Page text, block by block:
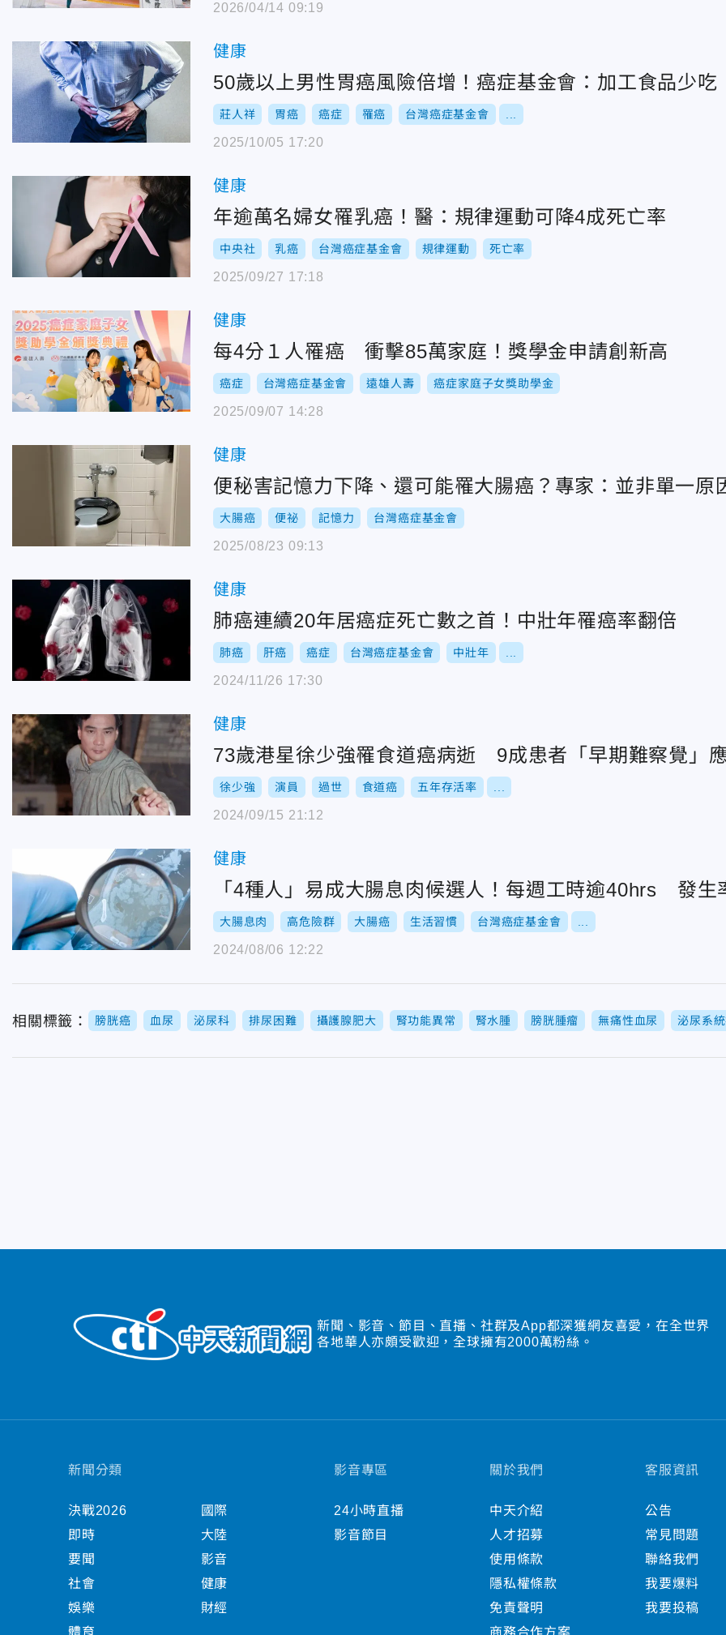
2026/04/14 09:19
健康
50歲以上男性胃癌風險倍增！癌症基金會：加工食品少吃
莊人祥 胃癌 癌症 罹癌 台灣癌症基金會
2025/10/05 17:20
健康
年逾萬名婦女罹乳癌！醫：規律運動可降4成死亡率
中央社 乳癌 台灣癌症基金會 規律運動 死亡率
2025/09/27 17:18
健康
每4分１人罹癌 衝擊85萬家庭！獎學金申請創新高
癌症 台灣癌症基金會 遠雄人壽 癌症家庭子女獎助學金
2025/09/07 14:28
健康
便秘害記憶力下降、還可能罹大腸癌？專家：並非單一原
大腸癌 便祕 記憶力 台灣癌症基金會
2025/08/23 09:13
健康
肺癌連續20年居癌症死亡數之首！中壯年罹癌率翻倍
肺癌 肝癌 癌症 台灣癌症基金會 中壯年
2024/11/26 17:30
健康
73歲港星徐少強罹食道癌病逝 9成患者「早期難察覺」
徐少強 演員 過世 食道癌 五年存活率
2024/09/15 21:12
健康
「4種人」易成大腸息肉候選人！每週工時逾40hrs 發生
大腸息肉 高危險群 大腸癌 生活習慣 台灣癌症基金會
2024/08/06 12:22
相關標籤： 膀胱癌 血尿 泌尿科 排尿困難 攝護腺肥大 腎功能異常 腎水腫 膀胱腫瘤 無痛性血尿 泌尿系
新聞、影音、節目、直播、社群及App都深獲網友喜愛，在全世界
各地華人亦頗受歡迎，全球擁有2000萬粉絲。
新聞分類
決戰2026
即時
要聞
社會
娛樂
體育
國際
大陸
影音
健康
財經
影音專區
24小時直播
影音節目
關於我們
中天介紹
人才招募
使用條款
隱私權條款
免責聲明
商務合作方案
客服資訊
公告
常見問題
聯絡我們
我要爆料
我要投稿